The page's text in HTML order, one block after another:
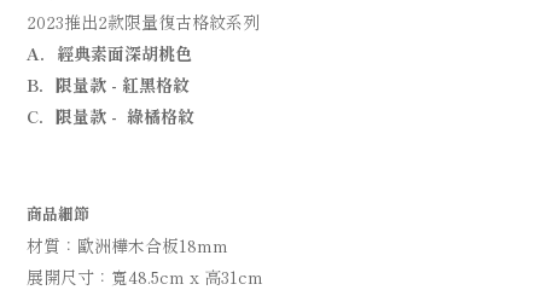
2023推出2款限量復古格紋系列
A．經典素面深胡桃色
B．限量款 - 紅黑格紋
C．限量款 - 綠橘格紋
商品細節
材質：歐洲樺木合板18mm
展開尺寸：寬48.5cm x 高31cm